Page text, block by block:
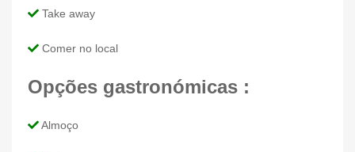
Take away
Comer no local
Opções gastronómicas :
Almoço